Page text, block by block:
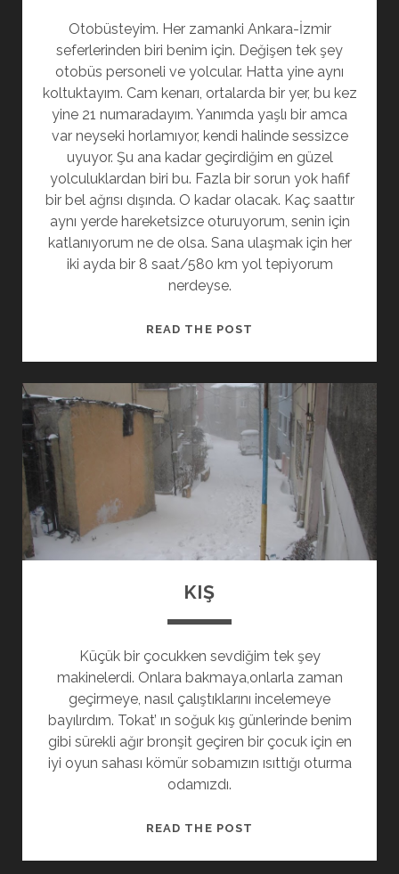
Otobüsteyim. Her zamanki Ankara-İzmir
seferlerinden biri benim için. Değişen tek şey
otobüs personeli ve yolcular. Hatta yine aynı
koltuktayım. Cam kenarı, ortalarda bir yer, bu kez
yine 21 numaradayım. Yanımda yaşlı bir amca
var neyseki horlamıyor, kendi halinde sessizce
uyuyor. Şu ana kadar geçirdiğim en güzel
yolculuklardan biri bu. Fazla bir sorun yok hafif
bir bel ağrısı dışında. O kadar olacak. Kaç saattır
aynı yerde hareketsizce oturuyorum, senin için
katlanıyorum ne de olsa. Sana ulaşmak için her
iki ayda bir 8 saat/580 km yol tepiyorum
nerdeyse.
READ THE POST
KIŞ
Küçük bir çocukken sevdiğim tek şey
makinelerdi. Onlara bakmaya,onlarla zaman
geçirmeye, nasıl çalıştıklarını incelemeye
bayılırdım. Tokat’ ın soğuk kış günlerinde benim
gibi sürekli ağır bronşit geçiren bir çocuk için en
iyi oyun sahası kömür sobamızın ısıttığı oturma
odamızdı.
READ THE POST